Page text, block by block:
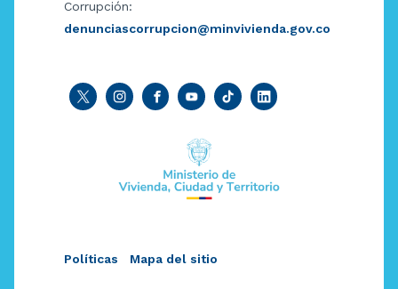
Corrupción:
denunciascorrupcion@minvivienda.gov.co
Políticas Mapa del sitio